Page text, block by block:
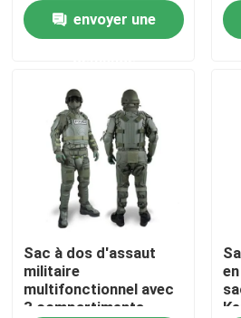
Visite de l'usine
Nouvelles
Demandez un devis
Usage tactique militaire
Gilet à l'épreuve des balles
envoyer une
Sac à dos d'assaut
militaire
multifonctionnel avec
3 compartiments